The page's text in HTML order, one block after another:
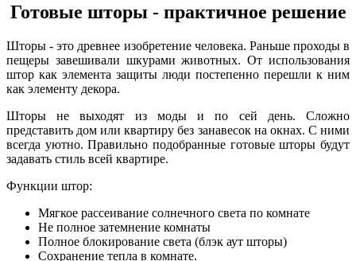
Готовые шторы - практичное решение
Шторы - это древнее изобретение человека. Раньше проходы в
пещеры завешивали шкурами животных. От использования
штор как элемента защиты люди постепенно перешли к ним
как элементу декора.
Шторы не выходят из моды и по сей день. Сложно
представить дом или квартиру без занавесок на окнах. С ними
всегда уютно. Правильно подобранные готовые шторы будут
задавать стиль всей квартире.
Функции штор:
Мягкое рассеивание солнечного света по комнате
Не полное затемнение комнаты
Полное блокирование света (блэк аут шторы)
Сохранение тепла в комнате.